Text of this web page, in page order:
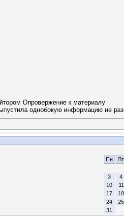
Опровержение к материалу
однобокую информацию не
Пн
Вт
3
4
10
11
17
18
24
25
31